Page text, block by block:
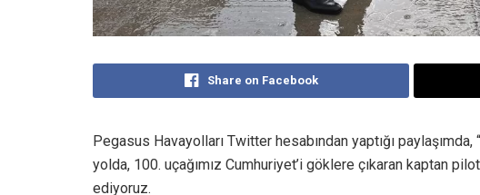
Share on Facebook
Pegasus Havayolları Twitter hesabından yaptığı paylaşımda,
yolda, 100. uçağımız Cumhuriyet’i göklere çıkaran kaptan
ediyoruz.